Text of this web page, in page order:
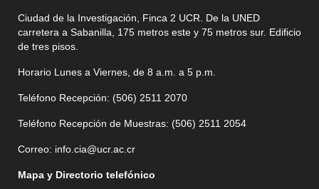
Ciudad de la Investigación, Finca 2 UCR. De la UNED
carretera a Sabanilla, 175 metros este y 75 metros sur. Edificio
de tres pisos.
Horario Lunes a Viernes, de 8 a.m. a 5 p.m.
Teléfono Recepción: (506) 2511 2070
Teléfono Recepción de Muestras: (506) 2511 2054
Correo: info.cia@ucr.ac.cr
Mapa y Directorio telefónico